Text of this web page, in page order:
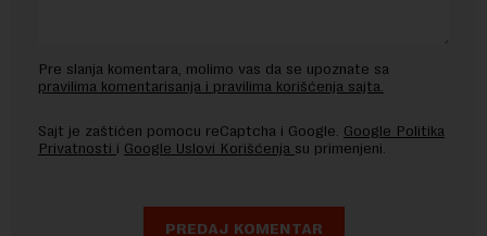
Pre slanja komentara, molimo vas da se upoznate sa
pravilima komentarisanja i pravilima korišćenja sajta.
Sajt je zaštićen pomocu reCaptcha i Google. Google Politika
Privatnosti i Google Uslovi Korišćenja su primenjeni.